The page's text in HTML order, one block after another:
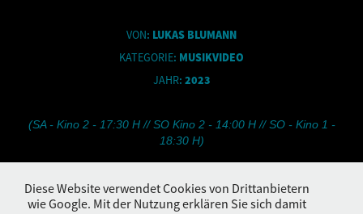
VON: LUKAS BLUMANN
KATEGORIE: MUSIKVIDEO
JAHR: 2023
(SA - Kino 2 - 17:30 H // SO Kino 2 - 14:00 H // SO - Kino 1 -
18:30 H)
Diese Website verwendet Cookies von Drittanbietern
wie Google. Mit der Nutzung erklären Sie sich damit